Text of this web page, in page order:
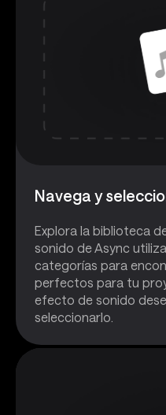
Navega y
Explora la biblioteca
sonido de Async
categorías para
perfectos para tu
efecto de sonido
seleccionarlo.